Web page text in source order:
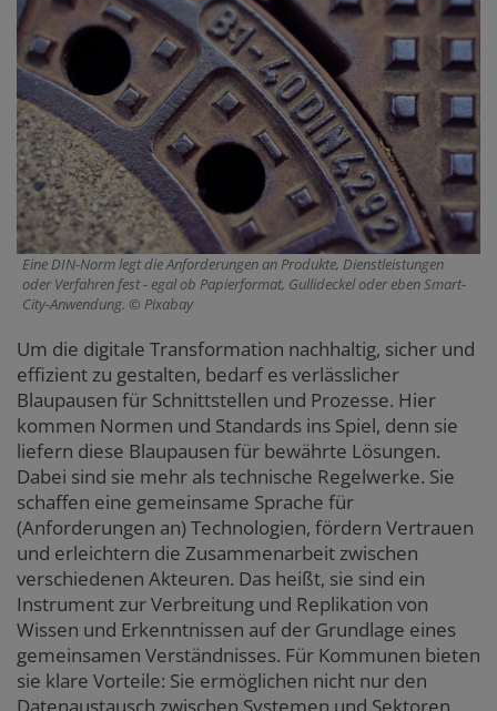
Eine DIN-Norm legt die Anforderungen an Produkte, Dienstleistungen
oder Verfahren fest - egal ob Papierformat, Gullideckel oder eben Smart-
City-Anwendung.
Pixabay
Um die digitale Transformation nachhaltig, sicher und
effizient zu gestalten, bedarf es verlässlicher
Blaupausen für Schnittstellen und Prozesse. Hier
kommen Normen und Standards ins Spiel, denn sie
liefern diese Blaupausen für bewährte Lösungen.
Dabei sind sie mehr als technische Regelwerke. Sie
schaffen eine gemeinsame Sprache für
(Anforderungen an) Technologien, fördern Vertrauen
und erleichtern die Zusammenarbeit zwischen
verschiedenen Akteuren. Das heißt, sie sind ein
Instrument zur Verbreitung und Replikation von
Wissen und Erkenntnissen auf der Grundlage eines
gemeinsamen Verständnisses. Für Kommunen bieten
sie klare Vorteile: Sie ermöglichen nicht nur den